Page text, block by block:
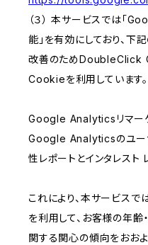
（３） 本サービスでは「
能」を有効にしており、下
改善のためDoubleClick
Cookieを利用しています。
Google Analyticsリマー
Google Analyticsのユー
性レポートとインタレスト
これにより、本サービス
を利用して、お客様の年齢
関する関心の傾向をおお